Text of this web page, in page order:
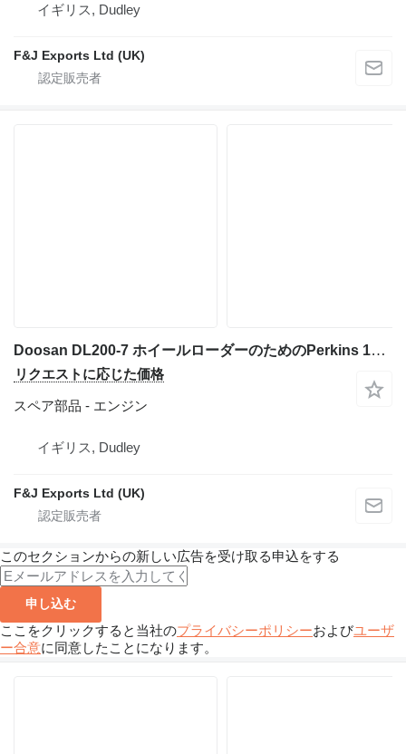
イギリス, Dudley
F&J Exports Ltd (UK)
Doosan DL200-7 ホイールローダーのためのPerkins 1204J-E44TA エンジン
リクエストに応じた価格
スペア部品 - エンジン
イギリス, Dudley
F&J Exports Ltd (UK)
このセクションからの新しい広告を受け取る申込をする
申し込む
ここをクリックすると当社のプライバシーポリシーおよびユーザ
ー合意に同意したことになります。